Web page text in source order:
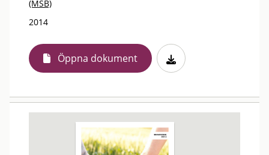
(MSB)
2014
Öppna dokument